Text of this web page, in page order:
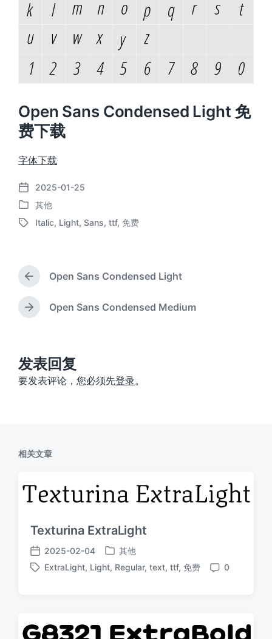
Open Sans Condensed Light 免
费下载
字体下载
发
布
日
2025-01-25
发
布
其他
标
Italic, Light, Sans, ttf, 免费
上
篇
文
章
Open Sans Condensed Light
下
：
Open Sans Condensed Medium
发表回复
要发表评论，您必须先登录。
相关文章
Texturina ExtraLight
发
布
2025-02-04
发
布
其他
标
ExtraLight, Light, Regular, text, ttf, 免费
评
0